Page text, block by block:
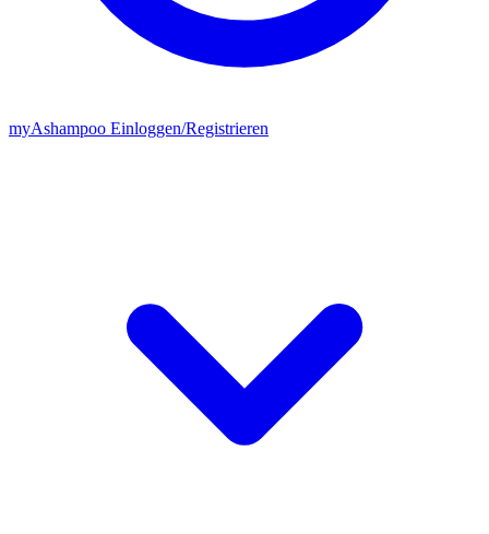
myAshampoo Einloggen/Registrieren